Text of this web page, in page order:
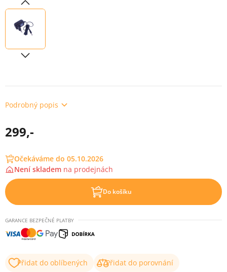
Podrobný popis
299,-
Očekáváme do 05.10.2026
Není skladem na prodejnách
Do košíku
GARANCE BEZPEČNÉ PLATBY
Přidat do oblíbených
Přidat do porovnání